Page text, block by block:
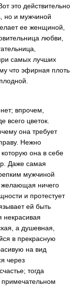
это действительно
но и мужчиной
ее женщиной,
любви,
самых лучших
что эфирная плоть
впрочем,
всего цветок.
она требует
Нежно
она в себе
Даже самая
мужчиной
ничего
и протестует
ей быть
некрасивая
а душевная,
в прекрасную
на вид
через
тогда